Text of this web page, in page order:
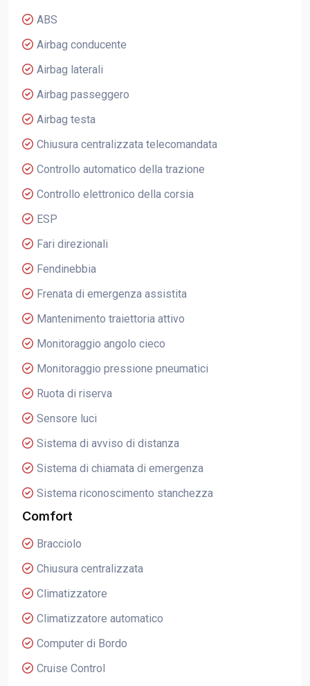
ABS
Airbag conducente
Airbag laterali
Airbag passeggero
Airbag testa
Chiusura centralizzata telecomandata
Controllo automatico della trazione
Controllo elettronico della corsia
ESP
Fari direzionali
Fendinebbia
Frenata di emergenza assistita
Mantenimento traiettoria attivo
Monitoraggio angolo cieco
Monitoraggio pressione pneumatici
Ruota di riserva
Sensore luci
Sistema di avviso di distanza
Sistema di chiamata di emergenza
Sistema riconoscimento stanchezza
Comfort
Bracciolo
Chiusura centralizzata
Climatizzatore
Climatizzatore automatico
Computer di Bordo
Cruise Control